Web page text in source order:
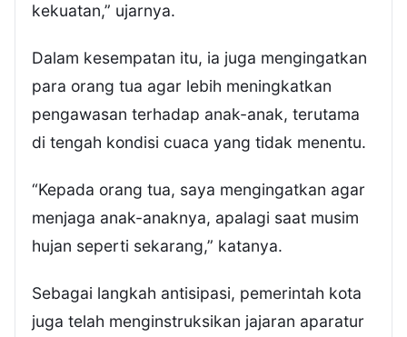
kekuatan,” ujarnya.
Dalam kesempatan itu, ia juga mengingatkan
para orang tua agar lebih meningkatkan
pengawasan terhadap anak-anak, terutama
di tengah kondisi cuaca yang tidak menentu.
“Kepada orang tua, saya mengingatkan agar
menjaga anak-anaknya, apalagi saat musim
hujan seperti sekarang,” katanya.
Sebagai langkah antisipasi, pemerintah kota
juga telah menginstruksikan jajaran aparatur